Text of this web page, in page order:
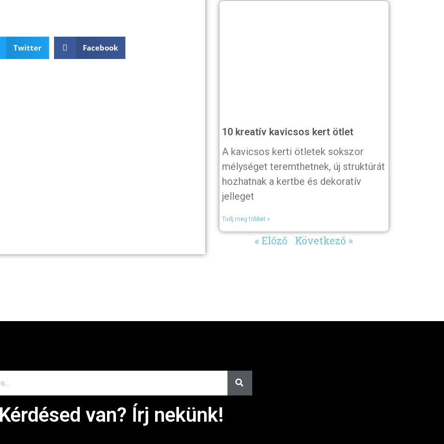
Twitter Facebook
10 kreatív kavicsos kert ötlet
A kavicsos kerti ötletek sokszor
mélységet teremthetnek, új struktúrát
hozhatnak a kertbe és dekoratív
jelleget
Tudj meg többet »
« Előző Következő »
Kérdésed van? Írj nekünk!